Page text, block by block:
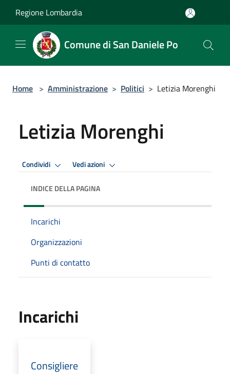
Regione Lombardia
Comune di San Daniele Po
Home > Amministrazione > Politici > Letizia Morenghi
Letizia Morenghi
Condividi Vedi azioni
INDICE DELLA PAGINA
Incarichi
Organizzazioni
Punti di contatto
Incarichi
Consigliere